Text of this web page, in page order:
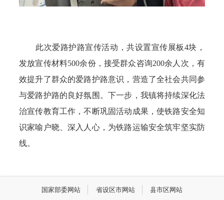
此次爱路护路宣传活动，共设置宣传展板4块，
发放宣传材料500余份，接受群众咨询200余人次，有
效提升了群众的爱路护路意识，营造了全社会共同参
与爱路护路的良好氛围。下一步，我镇将持续深化法
治宣传教育工作，不断巩固活动成果，使铁路安全知
识家喻户晓、深入人心，为铁路运输安全筑牢坚实防
线。
国家部委网站 省设区市网站 县市区网站